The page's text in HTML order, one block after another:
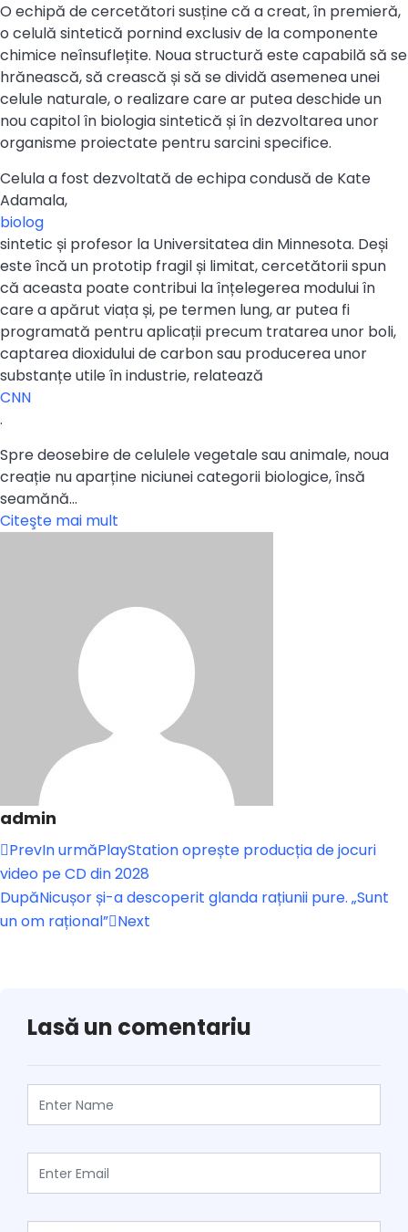
O echipă de cercetători susține că a creat, în premieră,
o celulă sintetică pornind exclusiv de la componente
chimice neînsuflețite. Noua structură este capabilă să se
hrănească, să crească și să se dividă asemenea unei
celule naturale, o realizare care ar putea deschide un
nou capitol în biologia sintetică și în dezvoltarea unor
organisme proiectate pentru sarcini specifice.
Celula a fost dezvoltată de echipa condusă de Kate
Adamala,
biolog
sintetic și profesor la Universitatea din Minnesota. Deși
este încă un prototip fragil și limitat, cercetătorii spun
că aceasta poate contribui la înțelegerea modului în
care a apărut viața și, pe termen lung, ar putea fi
programată pentru aplicații precum tratarea unor boli,
captarea dioxidului de carbon sau producerea unor
substanțe utile în industrie, relatează
CNN
.
Spre deosebire de celulele vegetale sau animale, noua
creație nu aparține niciunei categorii biologice, însă
seamănă…
Citeşte mai mult
admin
PrevIn urmăPlayStation oprește producția de jocuri
video pe CD din 2028
DupăNicușor și-a descoperit glanda rațiunii pure. „Sunt
un om rațional” Next
Lasă un comentariu